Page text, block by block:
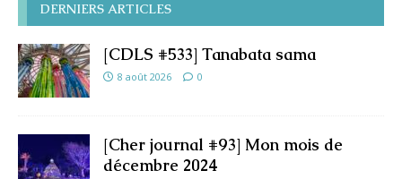
DERNIERS ARTICLES
[CDLS #533] Tanabata sama
8 août 2026 0
[Cher journal #93] Mon mois de
décembre 2024